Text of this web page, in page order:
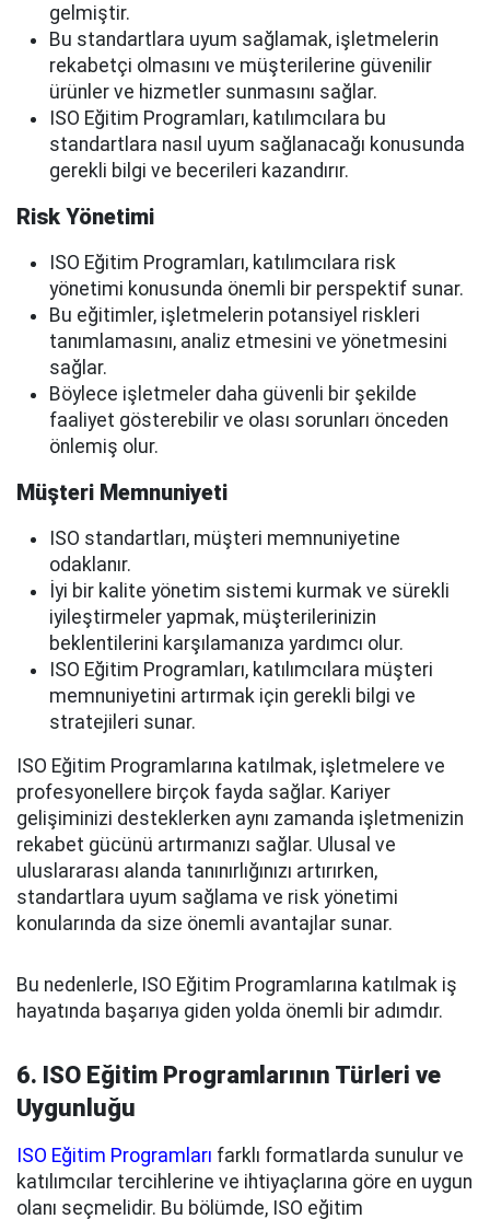
gelmiştir.
Bu standartlara uyum sağlamak, işletmelerin
rekabetçi olmasını ve müşterilerine güvenilir
ürünler ve hizmetler sunmasını sağlar.
ISO Eğitim Programları, katılımcılara bu
standartlara nasıl uyum sağlanacağı konusunda
gerekli bilgi ve becerileri kazandırır.
Risk Yönetimi
ISO Eğitim Programları, katılımcılara risk
yönetimi konusunda önemli bir perspektif sunar.
Bu eğitimler, işletmelerin potansiyel riskleri
tanımlamasını, analiz etmesini ve yönetmesini
sağlar.
Böylece işletmeler daha güvenli bir şekilde
faaliyet gösterebilir ve olası sorunları önceden
önlemiş olur.
Müşteri Memnuniyeti
ISO standartları, müşteri memnuniyetine
odaklanır.
İyi bir kalite yönetim sistemi kurmak ve sürekli
iyileştirmeler yapmak, müşterilerinizin
beklentilerini karşılamanıza yardımcı olur.
ISO Eğitim Programları, katılımcılara müşteri
memnuniyetini artırmak için gerekli bilgi ve
stratejileri sunar.
ISO Eğitim Programlarına katılmak, işletmelere ve
profesyonellere birçok fayda sağlar. Kariyer
gelişiminizi desteklerken aynı zamanda işletmenizin
rekabet gücünü artırmanızı sağlar. Ulusal ve
uluslararası alanda tanınırlığınızı artırırken,
standartlara uyum sağlama ve risk yönetimi
konularında da size önemli avantajlar sunar.
Bu nedenlerle, ISO Eğitim Programlarına katılmak iş
hayatında başarıya giden yolda önemli bir adımdır.
6. ISO Eğitim Programlarının Türleri ve
Uygunluğu
ISO Eğitim Programları farklı formatlarda sunulur ve
katılımcılar tercihlerine ve ihtiyaçlarına göre en uygun
olanı seçmelidir. Bu bölümde, ISO eğitim